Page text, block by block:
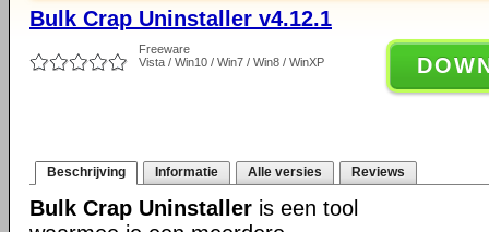
Bulk Crap Uninstaller v4.12.1
Freeware
Vista / Win10 / Win7 / Win8 / WinXP
Beschrijving Informatie Alle versies Reviews
Bulk Crap Uninstaller is een tool